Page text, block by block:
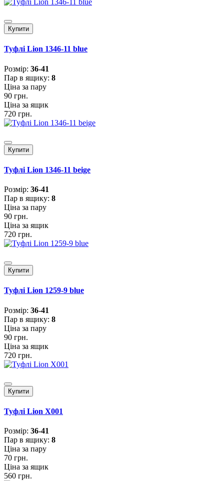
Купити
Туфлі Lion 1346-11 blue
Розмiр: 36-41
Пар в ящику: 8
Ціна за пару
90 грн.
Ціна за ящик
720 грн.
Купити
Туфлі Lion 1346-11 beige
Розмiр: 36-41
Пар в ящику: 8
Ціна за пару
90 грн.
Ціна за ящик
720 грн.
Купити
Туфлі Lion 1259-9 blue
Розмiр: 36-41
Пар в ящику: 8
Ціна за пару
90 грн.
Ціна за ящик
720 грн.
Купити
Туфлі Lion X001
Розмiр: 36-41
Пар в ящику: 8
Ціна за пару
70 грн.
Ціна за ящик
560 грн.